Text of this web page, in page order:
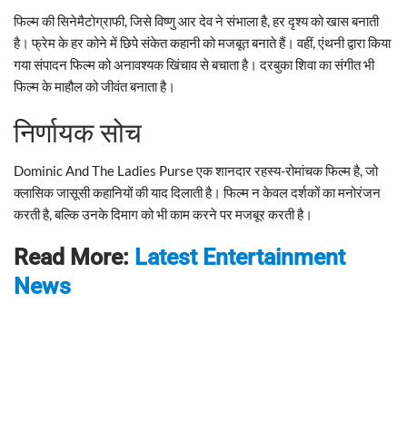
फिल्म की सिनेमैटोग्राफी, जिसे विष्णु आर देव ने संभाला है, हर दृश्य को खास बनाती
है। फ्रेम के हर कोने में छिपे संकेत कहानी को मजबूत बनाते हैं। वहीं, एंथनी द्वारा किया
गया संपादन फिल्म को अनावश्यक खिंचाव से बचाता है। दरबुका शिवा का संगीत भी
फिल्म के माहौल को जीवंत बनाता है।
निर्णायक सोच
Dominic And The Ladies Purse एक शानदार रहस्य-रोमांचक फिल्म है, जो
क्लासिक जासूसी कहानियों की याद दिलाती है। फिल्म न केवल दर्शकों का मनोरंजन
करती है, बल्कि उनके दिमाग को भी काम करने पर मजबूर करती है।
Read More: Latest Entertainment
News